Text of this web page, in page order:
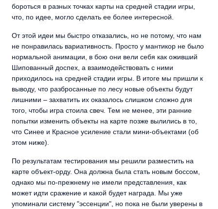
бороться в разных точках карты на средней стадии игры,
что, по идее, могло сделать ее более интересной.
От этой идеи мы быстро отказались, но не потому, что нам
не понравилась вариативность. Просто у мантикор не было
нормальной анимации, в бою они вели себя как оживший
Шипованный доспех, а взаимодействовать с ними
приходилось на средней стадии игры. В итоге мы пришли к
выводу, что разбросанные по лесу новые объекты будут
лишними – захватить их оказалось слишком сложно для
того, чтобы игра стоила свеч. Тем не менее, эти ранние
попытки изменить объекты на карте позже вылились в то,
что Синее и Красное усиление стали мини-объектами (об
этом ниже).
По результатам тестирования мы решили разместить на
карте объект-орду. Она должна была стать новым боссом,
однако мы по-прежнему не имели представления, как
может идти сражение и какой будет награда. Мы уже
упоминали систему "эссенции", но пока не были уверены в